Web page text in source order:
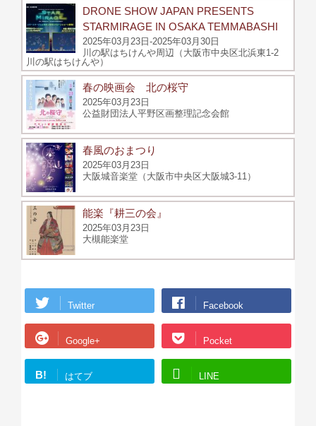
DRONE SHOW JAPAN PRESENTS
STARMIRAGE IN OSAKA TEMMABASHI
2025年03月23日-2025年03月30日
川の駅はちけんや周辺（大阪市中央区北浜東1-2
川の駅はちけんや）
春の映画会 北の桜守
2025年03月23日
公益財団法人平野区画整理記念会館
春風のおまつり
2025年03月23日
大阪城音楽堂（大阪市中央区大阪城3-11）
能楽『耕三の会』
2025年03月23日
大槻能楽堂
Twitter Facebook
Google+ Pocket
B! はてブ LINE